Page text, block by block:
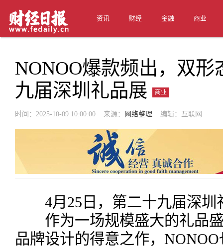
资讯 财经 金融 商业
NONOO爆款频出，双
九届深圳礼品展
商业
时间：2025-10-09 10:00:00 来源： 网络整理 编辑：互联网
4月25日，第二十九届深圳
作为一场规模盛大的礼品盛
品牌设计的得意之作，